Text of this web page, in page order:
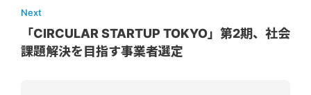
Next
「CIRCULAR STARTUP TOKYO」第2期、社会
課題解決を目指す事業者選定